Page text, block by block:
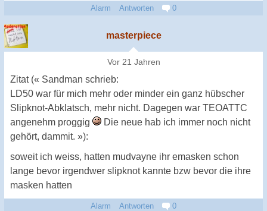
Alarm Antworten 0
masterpiece
Vor 21 Jahren
Zitat (« Sandman schrieb:
LD50 war für mich mehr oder minder ein ganz hübscher
Slipknot-Abklatsch, mehr nicht. Dagegen war TEOATTC
angenehm proggig
Die neue hab ich immer noch nicht
gehört, dammit. »):
soweit ich weiss, hatten mudvayne ihr emasken schon
lange bevor irgendwer slipknot kannte bzw bevor die ihre
masken hatten
Alarm Antworten 0